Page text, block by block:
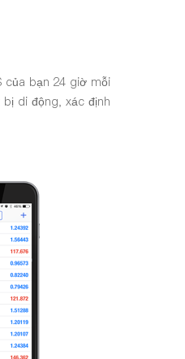
của bạn 24 giờ mỗi
di động, xác định